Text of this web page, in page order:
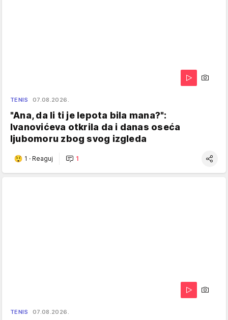
TENIS 07.08.2026.
"Ana, da li ti je lepota bila mana?":
Ivanovićeva otkrila da i danas oseća
ljubomoru zbog svog izgleda
1 · Reaguj 1
TENIS 07.08.2026.